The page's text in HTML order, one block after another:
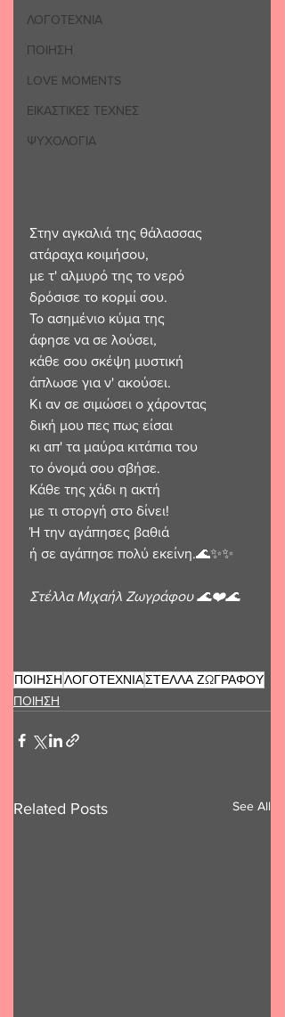
ΛΟΓΟΤΕΧΝΙΑ
ΠΟΙΗΣΗ
LOVE MOMENTS
ΕΙΚΑΣΤΙΚΕΣ ΤΕΧΝΕΣ
ΨΥΧΟΛΟΓΙΑ
Στην αγκαλιά της θάλασσας
ατάραχα κοιμήσου,
με τ' αλμυρό της το νερό
δρόσισε το κορμί σου.
Το ασημένιο κύμα της
άφησε να σε λούσει,
κάθε σου σκέψη μυστική
άπλωσε για ν' ακούσει.
Κι αν σε σιμώσει ο χάροντας
δική μου πες πως είσαι
κι απ' τα μαύρα κιτάπια του
το όνομά σου σβήσε.
Κάθε της χάδι η ακτή
με τι στοργή στο δίνει!
Ή την αγάπησες βαθιά
ή σε αγάπησε πολύ εκείνη.🌊✨✨
Στέλλα Μιχαήλ Ζωγράφου 🌊❤️🌊
ΠΟΙΗΣΗΛΟΓΟΤΕΧΝΙΑΣΤΕΛΛΑ ΖΩΓΡΑΦΟΥ
ΠΟΙΗΣΗ
Related Posts See All